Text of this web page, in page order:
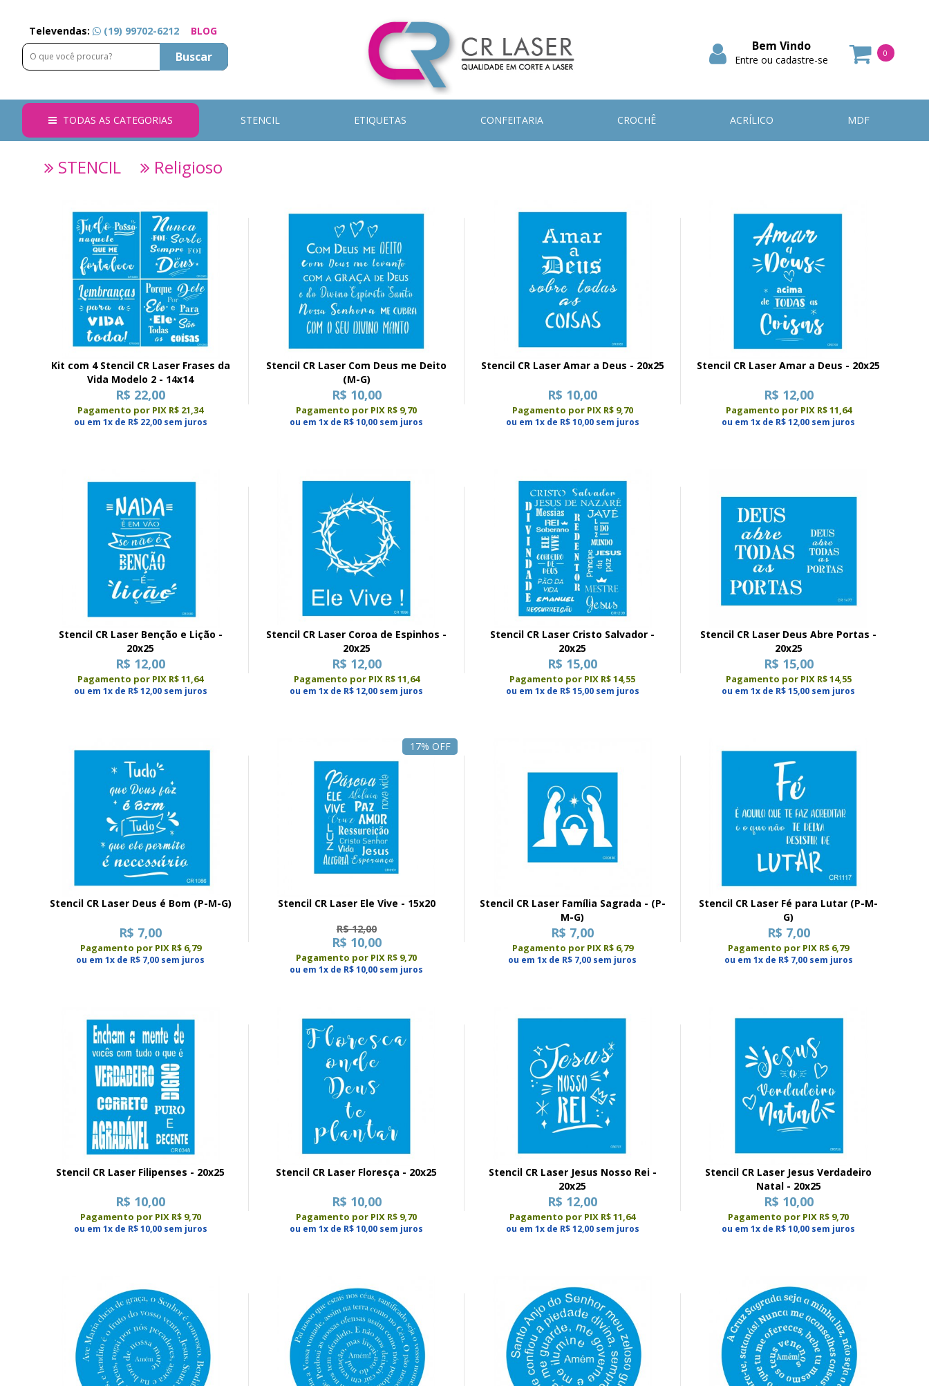
Televendas: (19) 99702-6212 BLOG
Buscar
0
Bem Vindo
Entre ou cadastre-se
TODAS AS CATEGORIAS STENCIL ETIQUETAS CONFEITARIA CROCHÊ ACRÍLICO MDF
STENCIL Religioso
Kit com 4 Stencil CR Laser Frases da
Vida Modelo 2 - 14x14
R$ 22,00
Pagamento por PIX R$ 21,34
ou em 1x de R$ 22,00 sem juros
Stencil CR Laser Com Deus me Deito
(M-G)
R$ 10,00
Pagamento por PIX R$ 9,70
ou em 1x de R$ 10,00 sem juros
Stencil CR Laser Amar a Deus - 20x25
R$ 10,00
Pagamento por PIX R$ 9,70
ou em 1x de R$ 10,00 sem juros
Stencil CR Laser Amar a Deus - 20x25
R$ 12,00
Pagamento por PIX R$ 11,64
ou em 1x de R$ 12,00 sem juros
Stencil CR Laser Benção e Lição -
20x25
R$ 12,00
Pagamento por PIX R$ 11,64
ou em 1x de R$ 12,00 sem juros
Stencil CR Laser Coroa de Espinhos -
20x25
R$ 12,00
Pagamento por PIX R$ 11,64
ou em 1x de R$ 12,00 sem juros
Stencil CR Laser Cristo Salvador -
20x25
R$ 15,00
Pagamento por PIX R$ 14,55
ou em 1x de R$ 15,00 sem juros
Stencil CR Laser Deus Abre Portas -
20x25
R$ 15,00
Pagamento por PIX R$ 14,55
ou em 1x de R$ 15,00 sem juros
Stencil CR Laser Deus é Bom (P-M-G)
R$ 7,00
Pagamento por PIX R$ 6,79
ou em 1x de R$ 7,00 sem juros
17% OFF
Stencil CR Laser Ele Vive - 15x20
R$ 12,00
R$ 10,00
Pagamento por PIX R$ 9,70
ou em 1x de R$ 10,00 sem juros
Stencil CR Laser Família Sagrada - (P-
M-G)
R$ 7,00
Pagamento por PIX R$ 6,79
ou em 1x de R$ 7,00 sem juros
Stencil CR Laser Fé para Lutar (P-M-
G)
R$ 7,00
Pagamento por PIX R$ 6,79
ou em 1x de R$ 7,00 sem juros
Stencil CR Laser Filipenses - 20x25
R$ 10,00
Pagamento por PIX R$ 9,70
ou em 1x de R$ 10,00 sem juros
Stencil CR Laser Floresça - 20x25
R$ 10,00
Pagamento por PIX R$ 9,70
ou em 1x de R$ 10,00 sem juros
Stencil CR Laser Jesus Nosso Rei -
20x25
R$ 12,00
Pagamento por PIX R$ 11,64
ou em 1x de R$ 12,00 sem juros
Stencil CR Laser Jesus Verdadeiro
Natal - 20x25
R$ 10,00
Pagamento por PIX R$ 9,70
ou em 1x de R$ 10,00 sem juros